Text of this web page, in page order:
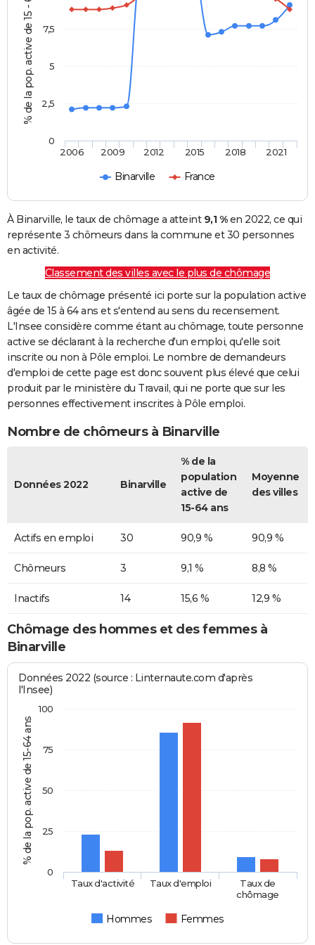
% de la pop. active de 15 - 64 ans
Binarville France
2006 2009 2012 2015 2018 2021
0
2,5
5
7,5
À Binarville, le taux de chômage a atteint 9,1 %en 2022, ce qui
représente 3 chômeurs dans la commune et 30 personnes
en activité.
Classement des villes avec le plus de chômage
Le taux de chômage présenté ici porte sur la population active
âgée de 15 à 64 ans et s'entend au sens du recensement.
L'Insee considère comme étant au chômage, toute personne
active se déclarant à la recherche d'un emploi, qu'elle soit
inscrite ou non à Pôle emploi. Le nombre de demandeurs
d'emploi de cette page est donc souvent plus élevé que celui
produit par le ministère du Travail, qui ne porte que sur les
personnes effectivement inscrites à Pôle emploi.
Nombre de chômeurs à Binarville
Données 2022 Binarville
% de la
population
active de
15-64 ans
Moyenne
des villes
Actifs en emploi 30 90,9 % 90,9 %
Chômeurs 3 9,1 % 8,8 %
Inactifs 14 15,6 % 12,9 %
Chômage des hommes et des femmes à
Binarville
% de la pop. active de 15-64 ans
Données 2022 (source : Linternaute.com d'après
l'Insee)
Hommes Femmes
Taux d'activité Taux d'emploi
Taux de
chômage
0
25
50
75
100